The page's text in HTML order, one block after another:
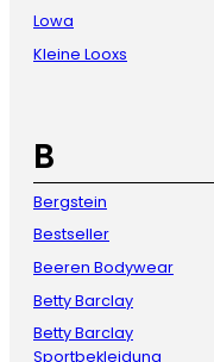
Lowa
Kleine Looxs
B
Bergstein
Bestseller
Beeren Bodywear
Betty Barclay
Betty Barclay
Sportbekleidung